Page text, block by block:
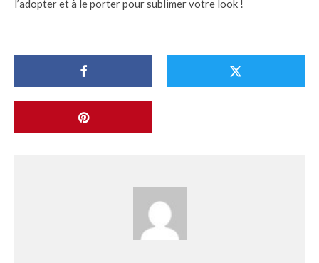
l’adopter et à le porter pour sublimer votre look !